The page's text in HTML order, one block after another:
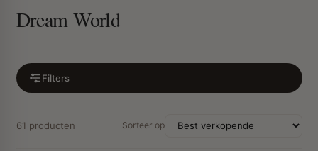
Dream World
Filters
61 producten Sorteer op